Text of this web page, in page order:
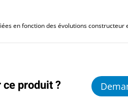
en fonction des évolutions
produit ?